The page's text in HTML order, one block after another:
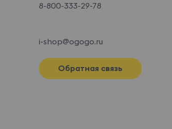
8-800-333-29-78
i-shop@ogogo.ru
Обратная связь